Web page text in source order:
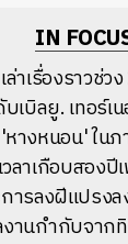
IN
าเรื่องราวช่
บเบิลยู. เทอร์
างหนอน' ใน
วลาเกือบสอง
ารลงฝีแปรง
านกำกับจาก